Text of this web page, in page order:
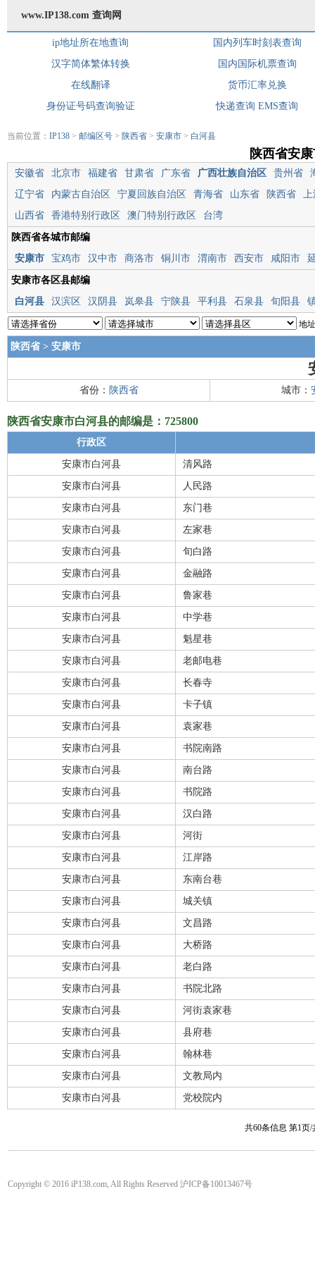
www.IP138.com 查询网
ip地址所在地查询
国内列车时刻表查询
汉字简体繁体转换
国内国际机票查询
在线翻译
货币汇率兑换
身份证号码查询验证
快递查询 EMS查询
当前位置： IP138 > 邮编区号 > 陕西省 > 安康市 > 白河县
陕西省安
安徽省 北京市 福建省 甘肃省 广东省 广西壮族自治区 贵州省
辽宁省
内蒙古自治区 宁夏回族自治区 青海省 山东省 陕西省
上
山西省
香港特别行政区 澳门特别行政区 台湾
陕西省各城市邮编
安康市
宝鸡市 汉中市 商洛市 铜川市 渭南市 西安市 咸阳市
安康市各区县邮编
白河县
汉滨区 汉阴县 岚皋县 宁陕县 平利县 石泉县 旬阳县
地
陕西省> 安康市
省份： 陕西省 城市：
陕西省安康市白河县的邮编是：725800
行政区
安康市白河县 清风路
安康市白河县 人民路
安康市白河县 东门巷
安康市白河县 左家巷
安康市白河县 旬白路
安康市白河县 金融路
安康市白河县 鲁家巷
安康市白河县 中学巷
安康市白河县 魁星巷
安康市白河县 老邮电巷
安康市白河县 长春寺
安康市白河县 卡子镇
安康市白河县 袁家巷
安康市白河县 书院南路
安康市白河县 南台路
安康市白河县 书院路
安康市白河县 汉白路
安康市白河县 河街
安康市白河县 江岸路
安康市白河县 东南台巷
安康市白河县 城关镇
安康市白河县 文昌路
安康市白河县 大桥路
安康市白河县 老白路
安康市白河县 书院北路
安康市白河县 河街袁家巷
安康市白河县 县府巷
安康市白河县 翰林巷
安康市白河县 文教局内
安康市白河县 党校院内
共60条信息 第1页
Copyright © 2016 iP138.com, All Rights Reserved 沪ICP备10013467号